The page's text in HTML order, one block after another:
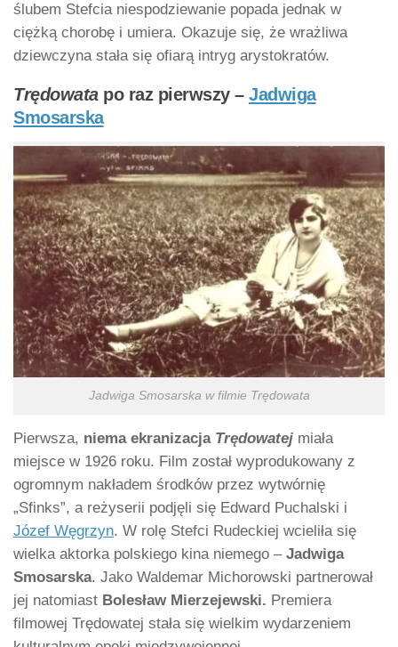
ślubem Stefcia niespodziewanie popada jednak w
ciężką chorobę i umiera. Okazuje się, że wrażliwa
dziewczyna stała się ofiarą intryg arystokratów.
Trędowatapo raz pierwszy – Jadwiga
Smosarska
Jadwiga Smosarska w filmie Trędowata
Pierwsza, niema ekranizacja Trędowatej miała
miejsce w 1926 roku. Film został wyprodukowany z
ogromnym nakładem środków przez wytwórnię
„Sfinks”, a reżyserii podjęli się Edward Puchalski i
Józef Węgrzyn. W rolę Stefci Rudeckiej wcieliła się
wielka aktorka polskiego kina niemego –Jadwiga
Smosarska. Jako Waldemar Michorowski partnerował
jej natomiast Bolesław Mierzejewski. Premiera
filmowej Trędowatej stała się wielkim wydarzeniem